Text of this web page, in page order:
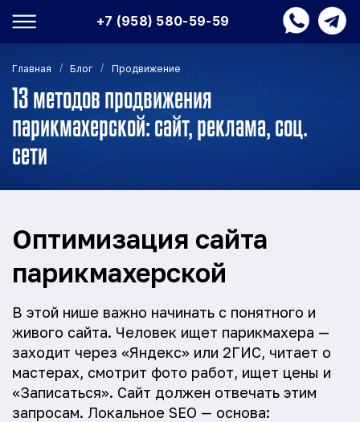
+7 (958) 580-59-59
Главная / Блог / Продвижение
13 методов продвижения
парикмахерской: сайт, реклама, соц.
сети
Оптимизация сайта
парикмахерской
В этой нише важно начинать с понятного и
живого сайта. Человек ищет парикмахера —
заходит через «Яндекс» или 2ГИС, читает о
мастерах, смотрит фото работ, ищет цены и
«Записаться». Сайт должен отвечать этим
запросам. Локальное SEO — основа: